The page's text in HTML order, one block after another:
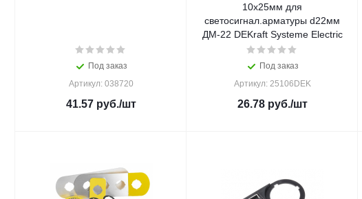
Под заказ
Артикул: 038720
41.57руб./шт
10х25мм для
светосигнал.арматуры d22мм
ДМ-22 DEKraft Systeme Electric
Под заказ
Артикул: 25106DEK
26.78руб./шт